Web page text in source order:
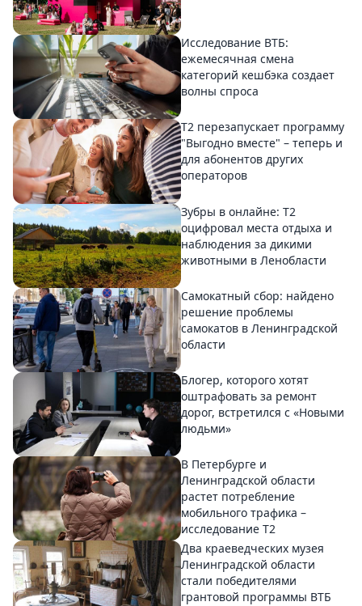
Исследование ВТБ:
ежемесячная смена
категорий кешбэка создает
волны спроса
Т2 перезапускает программу
"Выгодно вместе" – теперь и
для абонентов других
операторов
Зубры в онлайне: Т2
оцифровал места отдыха и
наблюдения за дикими
животными в Ленобласти
Самокатный сбор: найдено
решение проблемы
самокатов в Ленинградской
области
Блогер, которого хотят
оштрафовать за ремонт
дорог, встретился с «Новыми
людьми»
В Петербурге и
Ленинградской области
растет потребление
мобильного трафика –
исследование T2
Два краеведческих музея
Ленинградской области
стали победителями
грантовой программы ВТБ